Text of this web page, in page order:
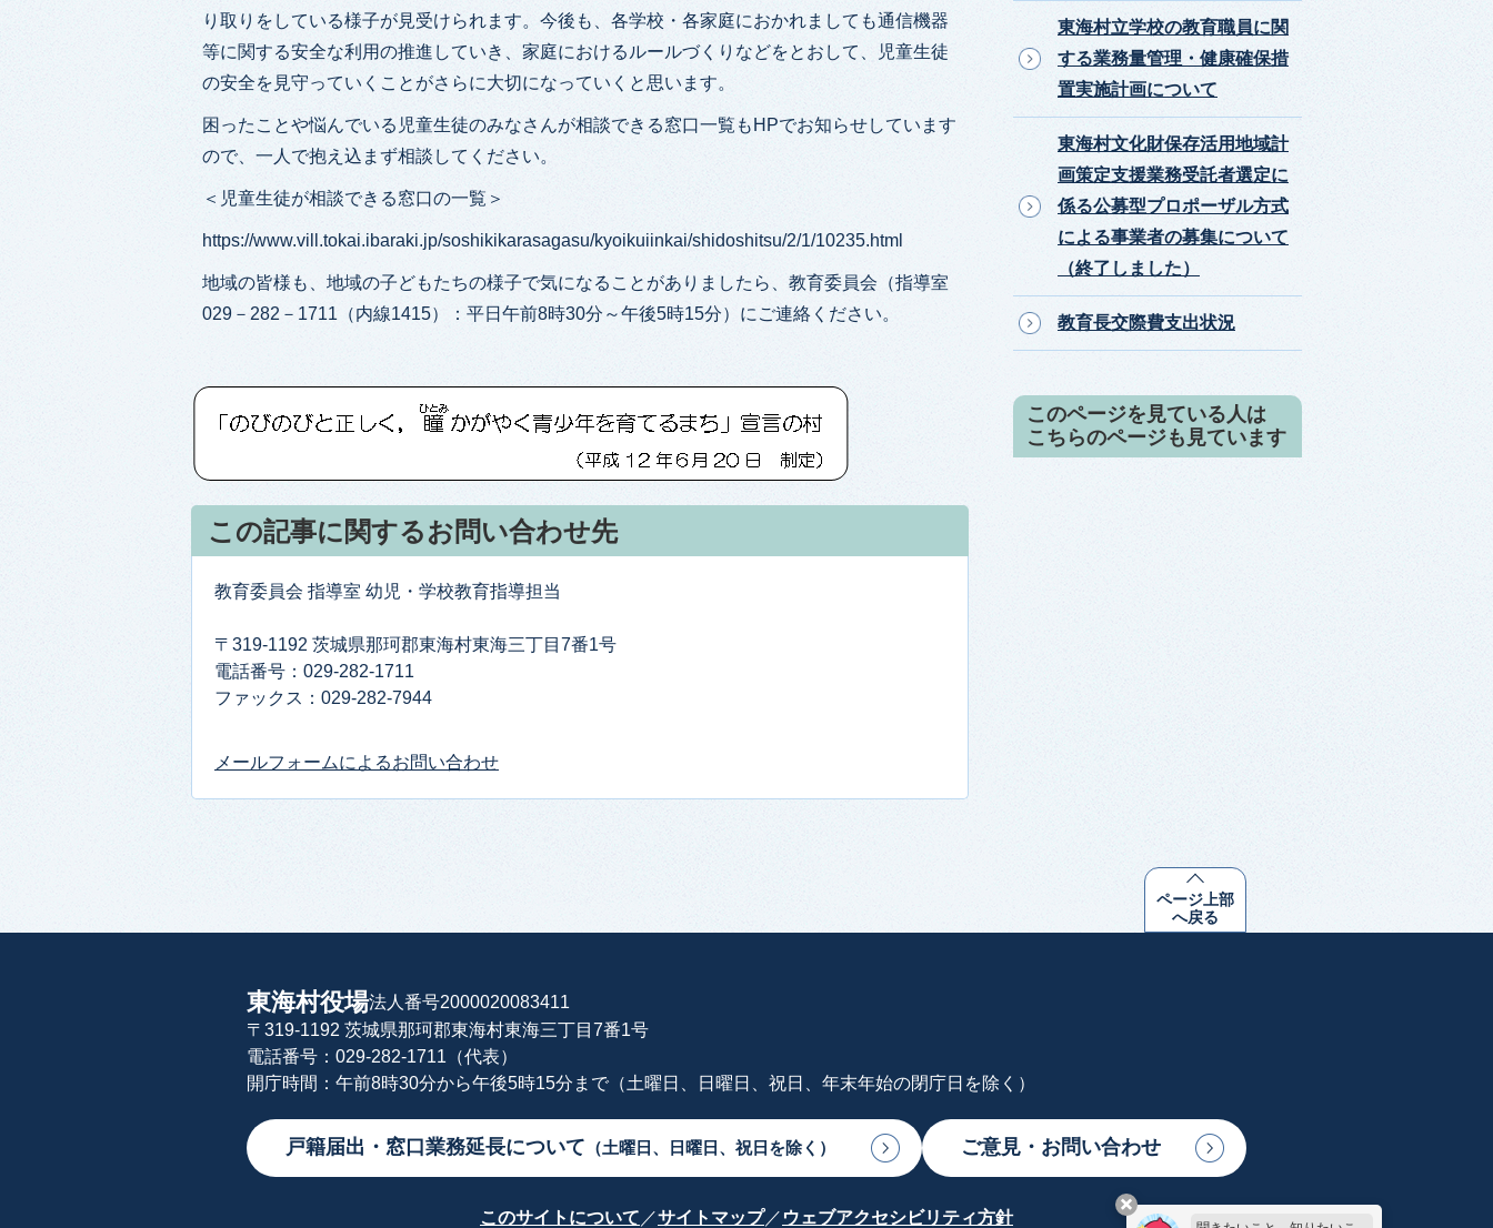
り取りをしている様子が見受けられます。今後も、各学校・各家庭におかれましても通信機器
等に関する安全な利用の推進していき、家庭におけるルールづくりなどをとおして、児童生徒
の安全を見守っていくことがさらに大切になっていくと思います。
困ったことや悩んでいる児童生徒のみなさんが相談できる窓口一覧もHPでお知らせしています
ので、一人で抱え込まず相談してください。
＜児童生徒が相談できる窓口の一覧＞
https://www.vill.tokai.ibaraki.jp/soshikikarasagasu/kyoikuiinkai/shidoshitsu/2/1/10235.html
地域の皆様も、地域の子どもたちの様子で気になることがありましたら、教育委員会（指導室
029－282－1711（内線1415）：平日午前8時30分～午後5時15分）にご連絡ください。
この記事に関するお問い合わせ先
教育委員会 指導室 幼児・学校教育指導担当
〒319-1192 茨城県那珂郡東海村東海三丁目7番1号
電話番号：029-282-1711
ファックス：029-282-7944
メールフォームによるお問い合わせ
東海村立学校の教育職員に関
する業務量管理・健康確保措
置実施計画について
東海村文化財保存活用地域計
画策定支援業務受託者選定に
係る公募型プロポーザル方式
による事業者の募集について
（終了しました）
教育長交際費支出状況
このページを見ている人は
こちらのページも見ています
ページ上部
へ戻る
東海村役場法人番号2000020083411
〒319-1192 茨城県那珂郡東海村東海三丁目7番1号
電話番号：029-282-1711（代表）
開庁時間：午前8時30分から午後5時15分まで（土曜日、日曜日、祝日、年末年始の閉庁日を除く）
戸籍届出・窓口業務延長について （土曜日、日曜日、祝日を除く） ご意見・お問い合わせ
このサイトについて サイトマップ ウェブアクセシビリティ方針